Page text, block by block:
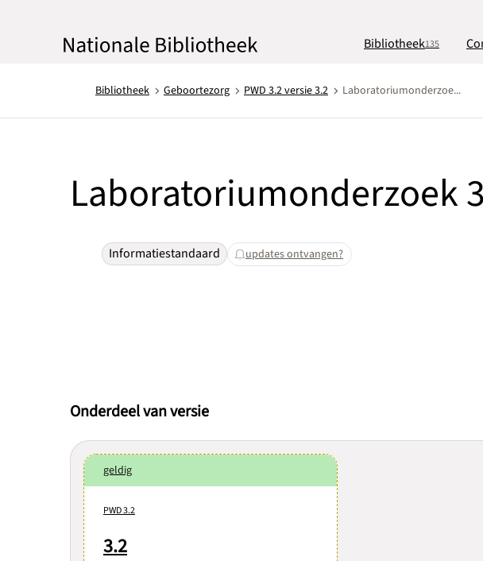
Bibliotheek135
Bibliotheek Geboortezorg PWD 3.2 versie 3.2 Laboratoriumonderzoe...
Laboratoriumonderzoek
Informatiestandaard updates ontvangen?
Onderdeel van versie
geldig
PWD 3.2
3.2